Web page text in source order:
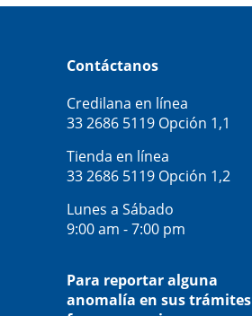
Contáctanos
Credilana en línea
33 2686 5119 Opción 1,1
Tienda en línea
33 2686 5119 Opción 1,2
Lunes a Sábado
9:00 am - 7:00 pm
Para reportar alguna
anomalía en sus trámites